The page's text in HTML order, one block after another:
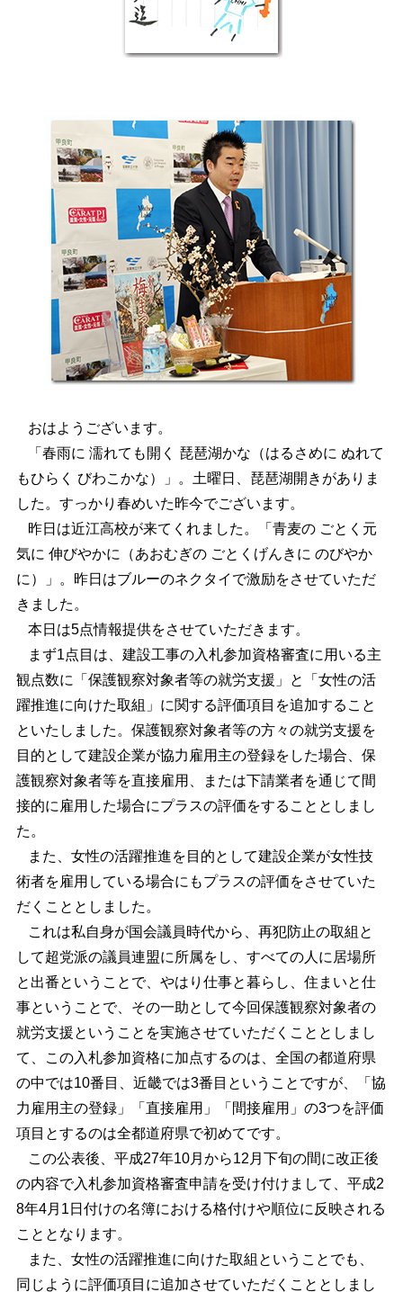
おはようございます。
「春雨に 濡れても開く 琵琶湖かな（はるさめに ぬれて
もひらく びわこかな）」。土曜日、琵琶湖開きがありま
した。すっかり春めいた昨今でございます。
昨日は近江高校が来てくれました。「青麦の ごとく元
気に 伸びやかに（あおむぎの ごとくげんきに のびやか
に）」。昨日はブルーのネクタイで激励をさせていただ
きました。
本日は5点情報提供をさせていただきます。
まず1点目は、建設工事の入札参加資格審査に用いる主
観点数に「保護観察対象者等の就労支援」と「女性の活
躍推進に向けた取組」に関する評価項目を追加すること
といたしました。保護観察対象者等の方々の就労支援を
目的として建設企業が協力雇用主の登録をした場合、保
護観察対象者等を直接雇用、または下請業者を通じて間
接的に雇用した場合にプラスの評価をすることとしまし
た。
また、女性の活躍推進を目的として建設企業が女性技
術者を雇用している場合にもプラスの評価をさせていた
だくこととしました。
これは私自身が国会議員時代から、再犯防止の取組と
して超党派の議員連盟に所属をし、すべての人に居場所
と出番ということで、やはり仕事と暮らし、住まいと仕
事ということで、その一助として今回保護観察対象者の
就労支援ということを実施させていただくこととしまし
て、この入札参加資格に加点するのは、全国の都道府県
の中では10番目、近畿では3番目ということですが、「協
力雇用主の登録」「直接雇用」「間接雇用」の3つを評価
項目とするのは全都道府県で初めてです。
この公表後、平成27年10月から12月下旬の間に改正後
の内容で入札参加資格審査申請を受け付けまして、平成2
8年4月1日付けの名簿における格付けや順位に反映される
こととなります。
また、女性の活躍推進に向けた取組ということでも、
同じように評価項目に追加させていただくこととしまし